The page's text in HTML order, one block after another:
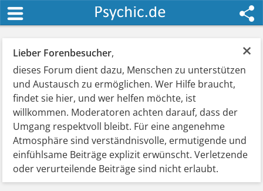
×
Lieber Forenbesucher,
dieses Forum dient dazu, Menschen zu unterstützen
und Austausch zu ermöglichen. Wer Hilfe braucht,
findet sie hier, und wer helfen möchte, ist
willkommen. Moderatoren achten darauf, dass der
Umgang respektvoll bleibt. Für eine angenehme
Atmosphäre sind verständnisvolle, ermutigende und
einfühlsame Beiträge explizit erwünscht. Verletzende
oder verurteilende Beiträge sind nicht erlaubt.